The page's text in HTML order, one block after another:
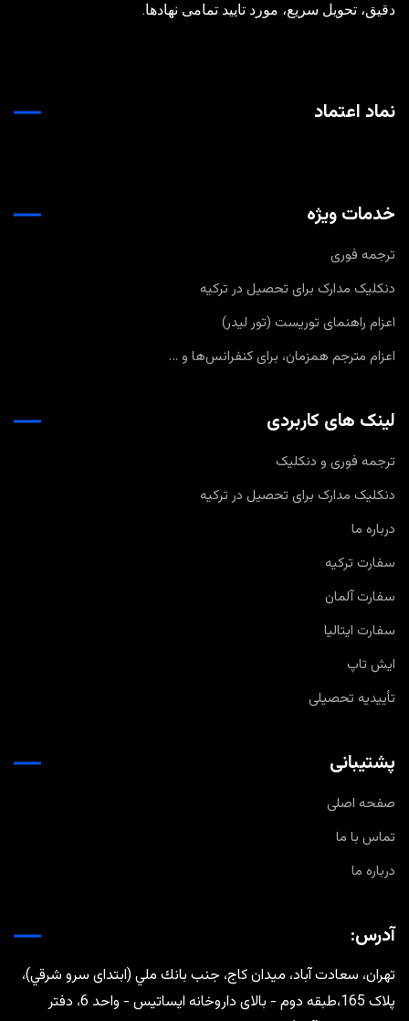
دقیق، تحویل سریع، مورد تایید تمامی نهادها.
نماد اعتماد
خدمات ویژه
ترجمه فوری
دنکلیک مدارک برای تحصیل در ترکیه
اعزام راهنمای توریست (تور لیدر)
اعزام مترجم همزمان، برای کنفرانس‌ها و …
لینک های کاربردی
ترجمه فوری و دنکلیک
دنکلیک مدارک برای تحصیل در ترکیه
درباره ما
سفارت ترکیه
سفارت آلمان
سفارت ایتالیا
ایش تاپ
تأییدیه تحصیلی
پشتیبانی
صفحه اصلی
تماس با ما
درباره ما
آدرس:
تهران، سعادت آباد، ميدان كاج، جنب بانك ملي (ابتدای سرو شرقي)،
پلاک 165،طبقه دوم - بالای داروخانه ایساتیس - واحد 6، دفتر